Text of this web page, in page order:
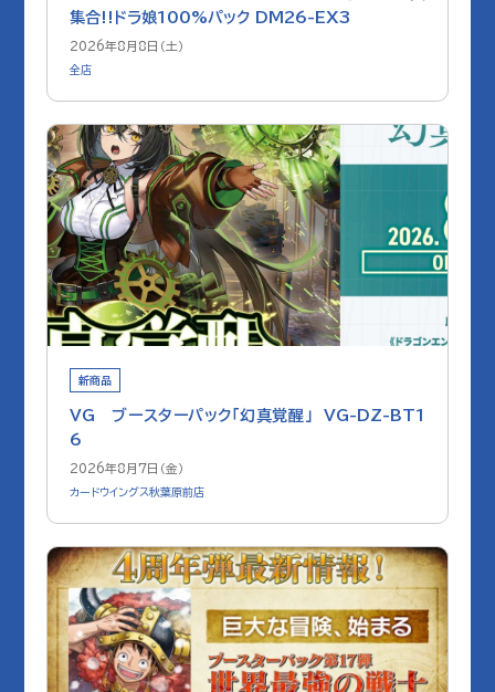
集合!!ドラ娘100%パック DM26-EX3
2026年8月8日（土）
全店
新商品
VG ブースターパック「幻真覚醒」 VG-DZ-BT1
6
2026年8月7日（金）
カードウイングス秋葉原前店